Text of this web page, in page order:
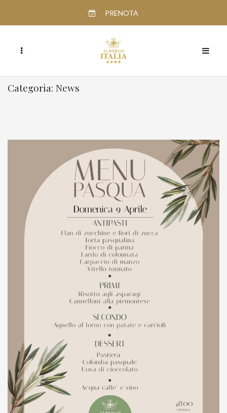
PRENOTA
Categoria: News